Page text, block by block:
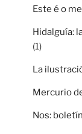
Este é o
Hidalguía:
(1)
La
Mercurio
Nos: